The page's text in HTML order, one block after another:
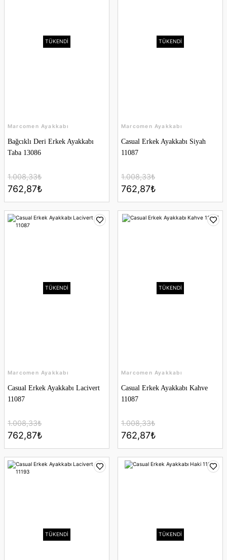
TÜKENDİ
Marcomen Ayakkabı
Bağcıklı Deri Erkek Ayakkabı
Taba 13086
762,87₺
1.008,33₺
TÜKENDİ
Marcomen Ayakkabı
Casual Erkek Ayakkabı Siyah
11087
762,87₺
1.008,33₺
TÜKENDİ
Marcomen Ayakkabı
Casual Erkek Ayakkabı Lacivert
11087
762,87₺
1.008,33₺
TÜKENDİ
Marcomen Ayakkabı
Casual Erkek Ayakkabı Kahve
11087
762,87₺
1.008,33₺
TÜKENDİ TÜKENDİ